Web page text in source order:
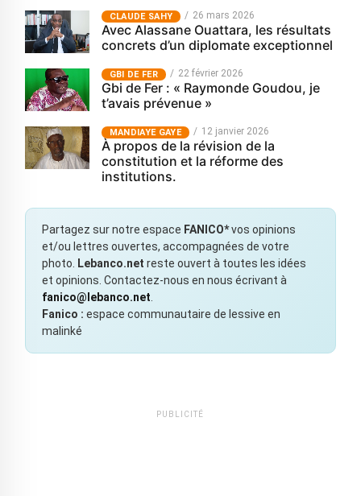
CLAUDE SAHY 26 mars 2026
Avec Alassane Ouattara, les résultats
concrets d’un diplomate exceptionnel
GBI DE FER 22 février 2026
Gbi de Fer : « Raymonde Goudou, je
t’avais prévenue »
MANDIAYE GAYE 12 janvier 2026
À propos de la révision de la
constitution et la réforme des
institutions.
Partagez sur notre espace FANICO*vos opinions
et/ou lettres ouvertes, accompagnées de votre
photo. Lebanco.net reste ouvert à toutes les idées
et opinions. Contactez-nous en nous écrivant à
fanico@lebanco.net
Fanico : espace communautaire de lessive en
malinké
PUBLICITÉ